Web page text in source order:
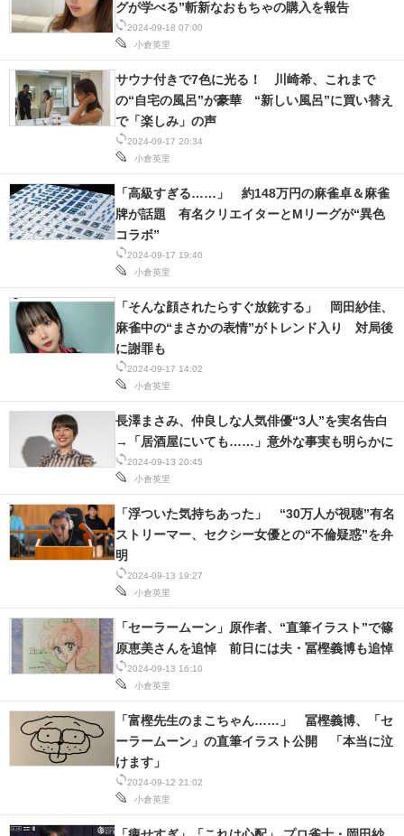
建設×テクノロジーの最前線
ちょっと気になるネットの話題
2024-09-18 07:00
小倉英里
グが学べる”斬新なおもちゃの購入を報告
2024-09-17 20:34
小倉英里
サウナ付きで7色に光る！ 川崎希、これまで
の“自宅の風呂”が豪華 “新しい風呂”に買い替え
で「楽しみ」の声
2024-09-17 19:40
小倉英里
「高級すぎる……」 約148万円の麻雀卓＆麻雀
牌が話題 有名クリエイターとMリーグが“異色
コラボ”
2024-09-17 14:02
小倉英里
「そんな顔されたらすぐ放銃する」 岡田紗佳、
麻雀中の“まさかの表情”がトレンド入り 対局後
に謝罪も
2024-09-13 20:45
小倉英里
長澤まさみ、仲良しな人気俳優“3人”を実名告白
→「居酒屋にいても……」意外な事実も明らかに
2024-09-13 19:27
小倉英里
「浮ついた気持ちあった」 “30万人が視聴”有名
ストリーマー、セクシー女優との“不倫疑惑”を弁
明
2024-09-13 16:10
小倉英里
「セーラームーン」原作者、“直筆イラスト”で篠
原恵美さんを追悼 前日には夫・冨樫義博も追悼
2024-09-12 21:02
小倉英里
「富樫先生のまこちゃん……」 冨樫義博、「セ
ーラームーン」の直筆イラスト公開 「本当に泣
けます」